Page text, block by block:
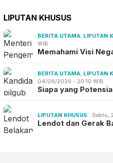
LIPUTAN KHUSUS
BERITA UTAMA LIPUTAN
WIB
Memahami Visi
BERITA UTAMA LIPUTAN
04/06/2026 - 20:10 WIB
Siapa yang
LIPUTAN KHUSUS Sabtu,
Lendot dan Gerak